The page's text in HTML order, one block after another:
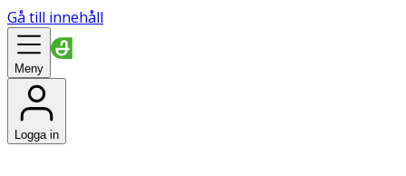
Gå till innehåll
Meny
Logga in